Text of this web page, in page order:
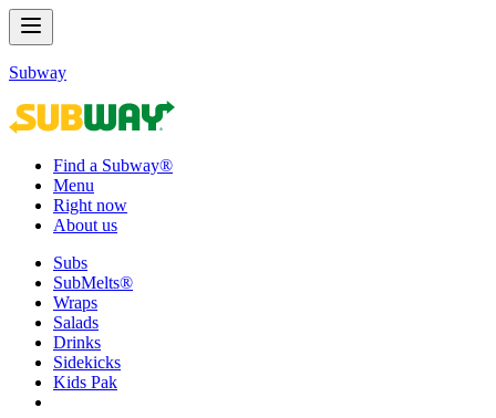
Subway
Find a Subway®
Menu
Right now
About us
Subs
SubMelts®
Wraps
Salads
Drinks
Sidekicks
Kids Pak